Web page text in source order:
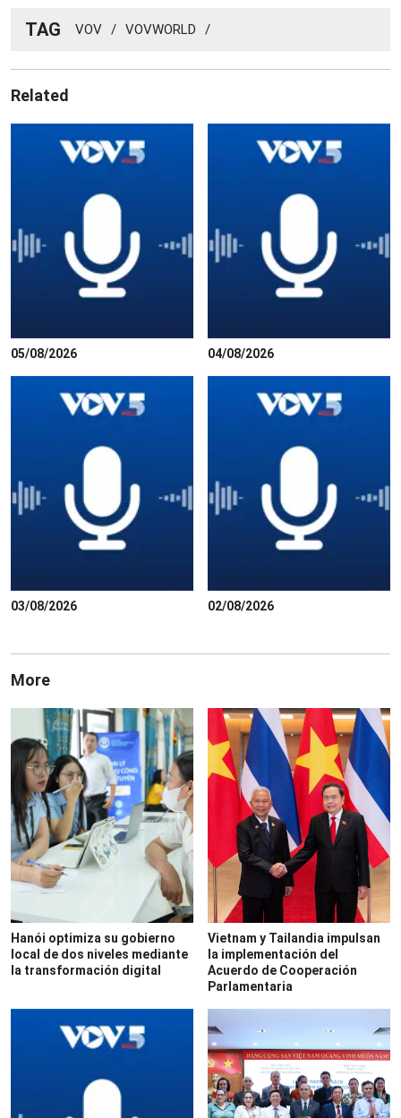
TAG VOV / VOVWORLD /
Related
05/08/2026 04/08/2026
03/08/2026 02/08/2026
More
Hanói optimiza su gobierno
local de dos niveles mediante
la transformación digital
Vietnam y Tailandia impulsan
la implementación del
Acuerdo de Cooperación
Parlamentaria